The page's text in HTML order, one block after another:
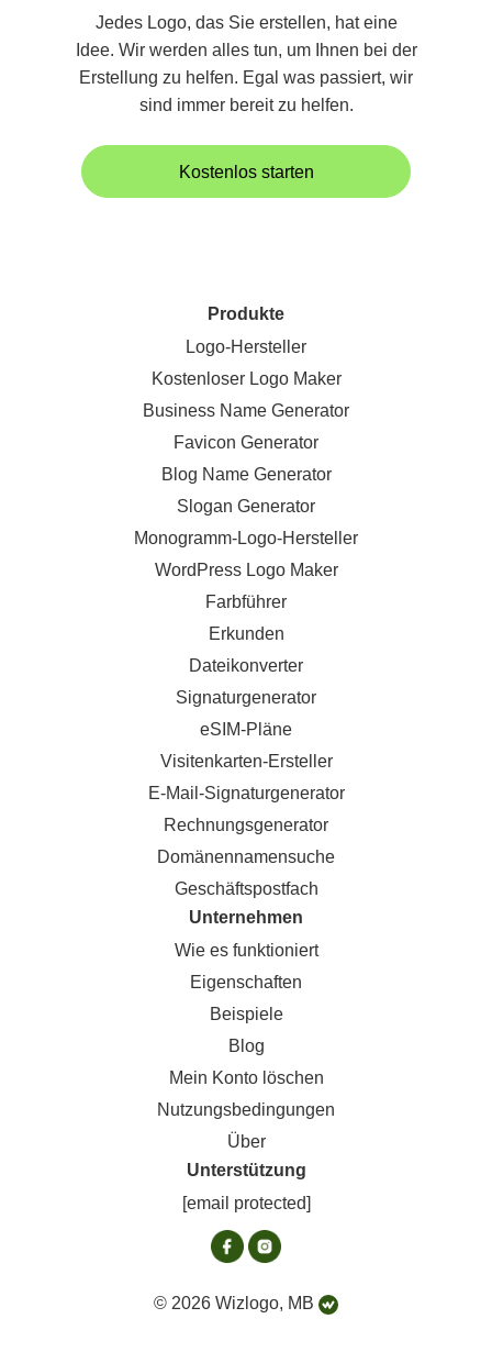
Jedes Logo, das Sie erstellen, hat eine
Idee. Wir werden alles tun, um Ihnen bei der
Erstellung zu helfen. Egal was passiert, wir
sind immer bereit zu helfen.
Kostenlos starten
Produkte
Logo-Hersteller
Kostenloser Logo Maker
Business Name Generator
Favicon Generator
Blog Name Generator
Slogan Generator
Monogramm-Logo-Hersteller
WordPress Logo Maker
Farbführer
Erkunden
Dateikonverter
Signaturgenerator
eSIM-Pläne
Visitenkarten-Ersteller
E-Mail-Signaturgenerator
Rechnungsgenerator
Domänennamensuche
Geschäftspostfach
Unternehmen
Wie es funktioniert
Eigenschaften
Beispiele
Blog
Mein Konto löschen
Nutzungsbedingungen
Über
Unterstützung
[email protected]
© 2026 Wizlogo, MB